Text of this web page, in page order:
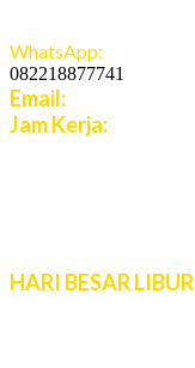
WhatsApp:
082218877741
Email:
Jam Kerja:
HARI BESAR LIBUR